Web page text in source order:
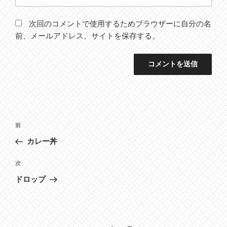
次回のコメントで使用するためブラウザーに自分の名
前、メールアドレス、サイトを保存する。
投
稿
ナ
ビ
ゲ
ー
シ
ョ
前
の
投
稿
前
カレー丼
次
の
投
稿
次
ドロップ